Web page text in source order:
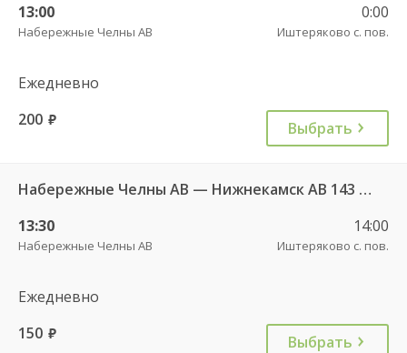
13:00
Набережные Челны АВ
0:00
Иштеряково с. пов.
Ежедневно
200 руб. Выбрать
Набережные Челны АВ — Нижнекамск АВ 143 РТ
13:30
Набережные Челны АВ
14:00
Иштеряково с. пов.
Ежедневно
150 руб. Выбрать